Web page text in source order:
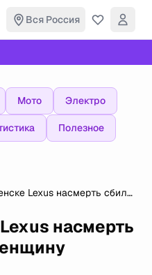
Вся Россия
Мото Электро
Полезное
Lexus насмерть сбил
насмерть